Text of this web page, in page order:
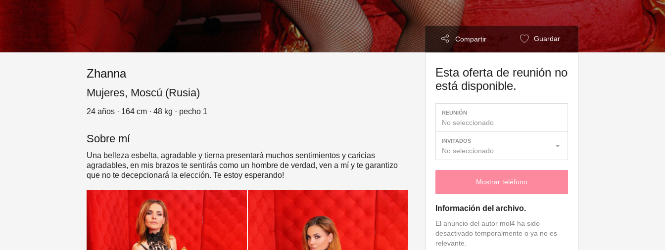
Compartir Guardar
Esta oferta de reunión no
está disponible.
REUNIÓN
No seleccionado
INVITADOS
No seleccionado
Mostrar teléfono
Información del archivo.
El anuncio del autor mol4 ha sido
desactivado temporalmente o ya no es
relevante.
Zhanna
Mujeres, Moscú (Rusia)
24 años · 164 cm · 48 kg · pecho 1
Sobre mí
Una belleza esbelta, agradable y tierna presentará muchos sentimientos y caricias
agradables, en mis brazos te sentirás como un hombre de verdad, ven a mí y te garantizo
que no te decepcionará la elección. Te estoy esperando!